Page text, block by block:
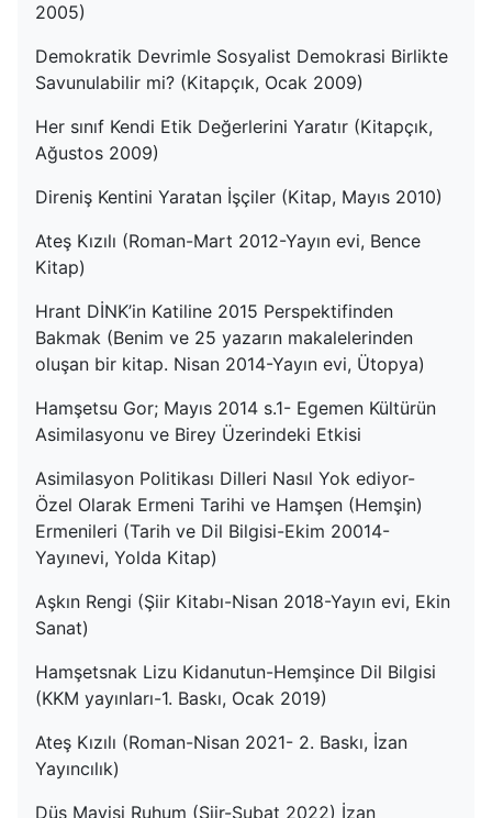
2005)
Demokratik Devrimle Sosyalist Demokrasi Birlikte
Savunulabilir mi? (Kitapçık, Ocak 2009)
Her sınıf Kendi Etik Değerlerini Yaratır (Kitapçık,
Ağustos 2009)
Direniş Kentini Yaratan İşçiler (Kitap, Mayıs 2010)
Ateş Kızılı (Roman-Mart 2012-Yayın evi, Bence
Kitap)
Hrant DİNK’in Katiline 2015 Perspektifinden
Bakmak (Benim ve 25 yazarın makalelerinden
oluşan bir kitap. Nisan 2014-Yayın evi, Ütopya)
Hamşetsu Gor; Mayıs 2014 s.1- Egemen Kültürün
Asimilasyonu ve Birey Üzerindeki Etkisi
Asimilasyon Politikası Dilleri Nasıl Yok ediyor-
Özel Olarak Ermeni Tarihi ve Hamşen (Hemşin)
Ermenileri (Tarih ve Dil Bilgisi-Ekim 20014-
Yayınevi, Yolda Kitap)
Aşkın Rengi (Şiir Kitabı-Nisan 2018-Yayın evi, Ekin
Sanat)
Hamşetsnak Lizu Kidanutun-Hemşince Dil Bilgisi
(KKM yayınları-1. Baskı, Ocak 2019)
Ateş Kızılı (Roman-Nisan 2021- 2. Baskı, İzan
Yayıncılık)
Düş Mavisi Ruhum (Şiir-Şubat 2022) İzan